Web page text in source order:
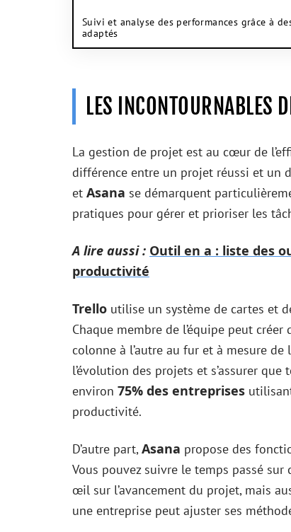
Suivi et analyse des performances grâce à
adaptés
LES INCONTOURNABLES
La gestion de projet est au cœur de
différence entre un projet réussi et un
et Asana se démarquent
pratiques pour gérer et prioriser les
A lire aussi : Outil en a : liste des
productivité
Trello utilise un système de cartes et
Chaque membre de l’équipe peut
colonne à l’autre au fur et à mesure
l’évolution des projets et s’assurer
environ 75% des entreprises
productivité.
D’autre part,Asana propose des
Vous pouvez suivre le temps passé
œil sur l’avancement du projet, mais
une entreprise peut ajuster ses